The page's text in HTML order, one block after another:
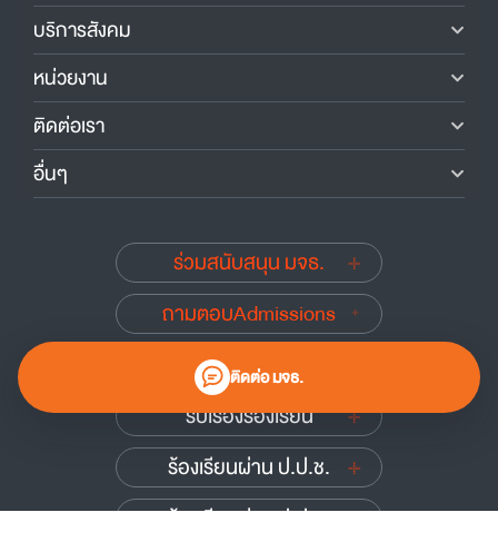
ติดต่อ มจธ.
บริการสังคม
หน่วยงาน
ติดต่อเรา
อื่นๆ
ร่วมสนับสนุน มจธ.
ถามตอบAdmissions
นักศึกษาเก่าสัมพันธ์
รับเรื่องร้องเรียน
ร้องเรียนผ่าน ป.ป.ช.
ร้องเรียนผ่าน ป.ป.ท.